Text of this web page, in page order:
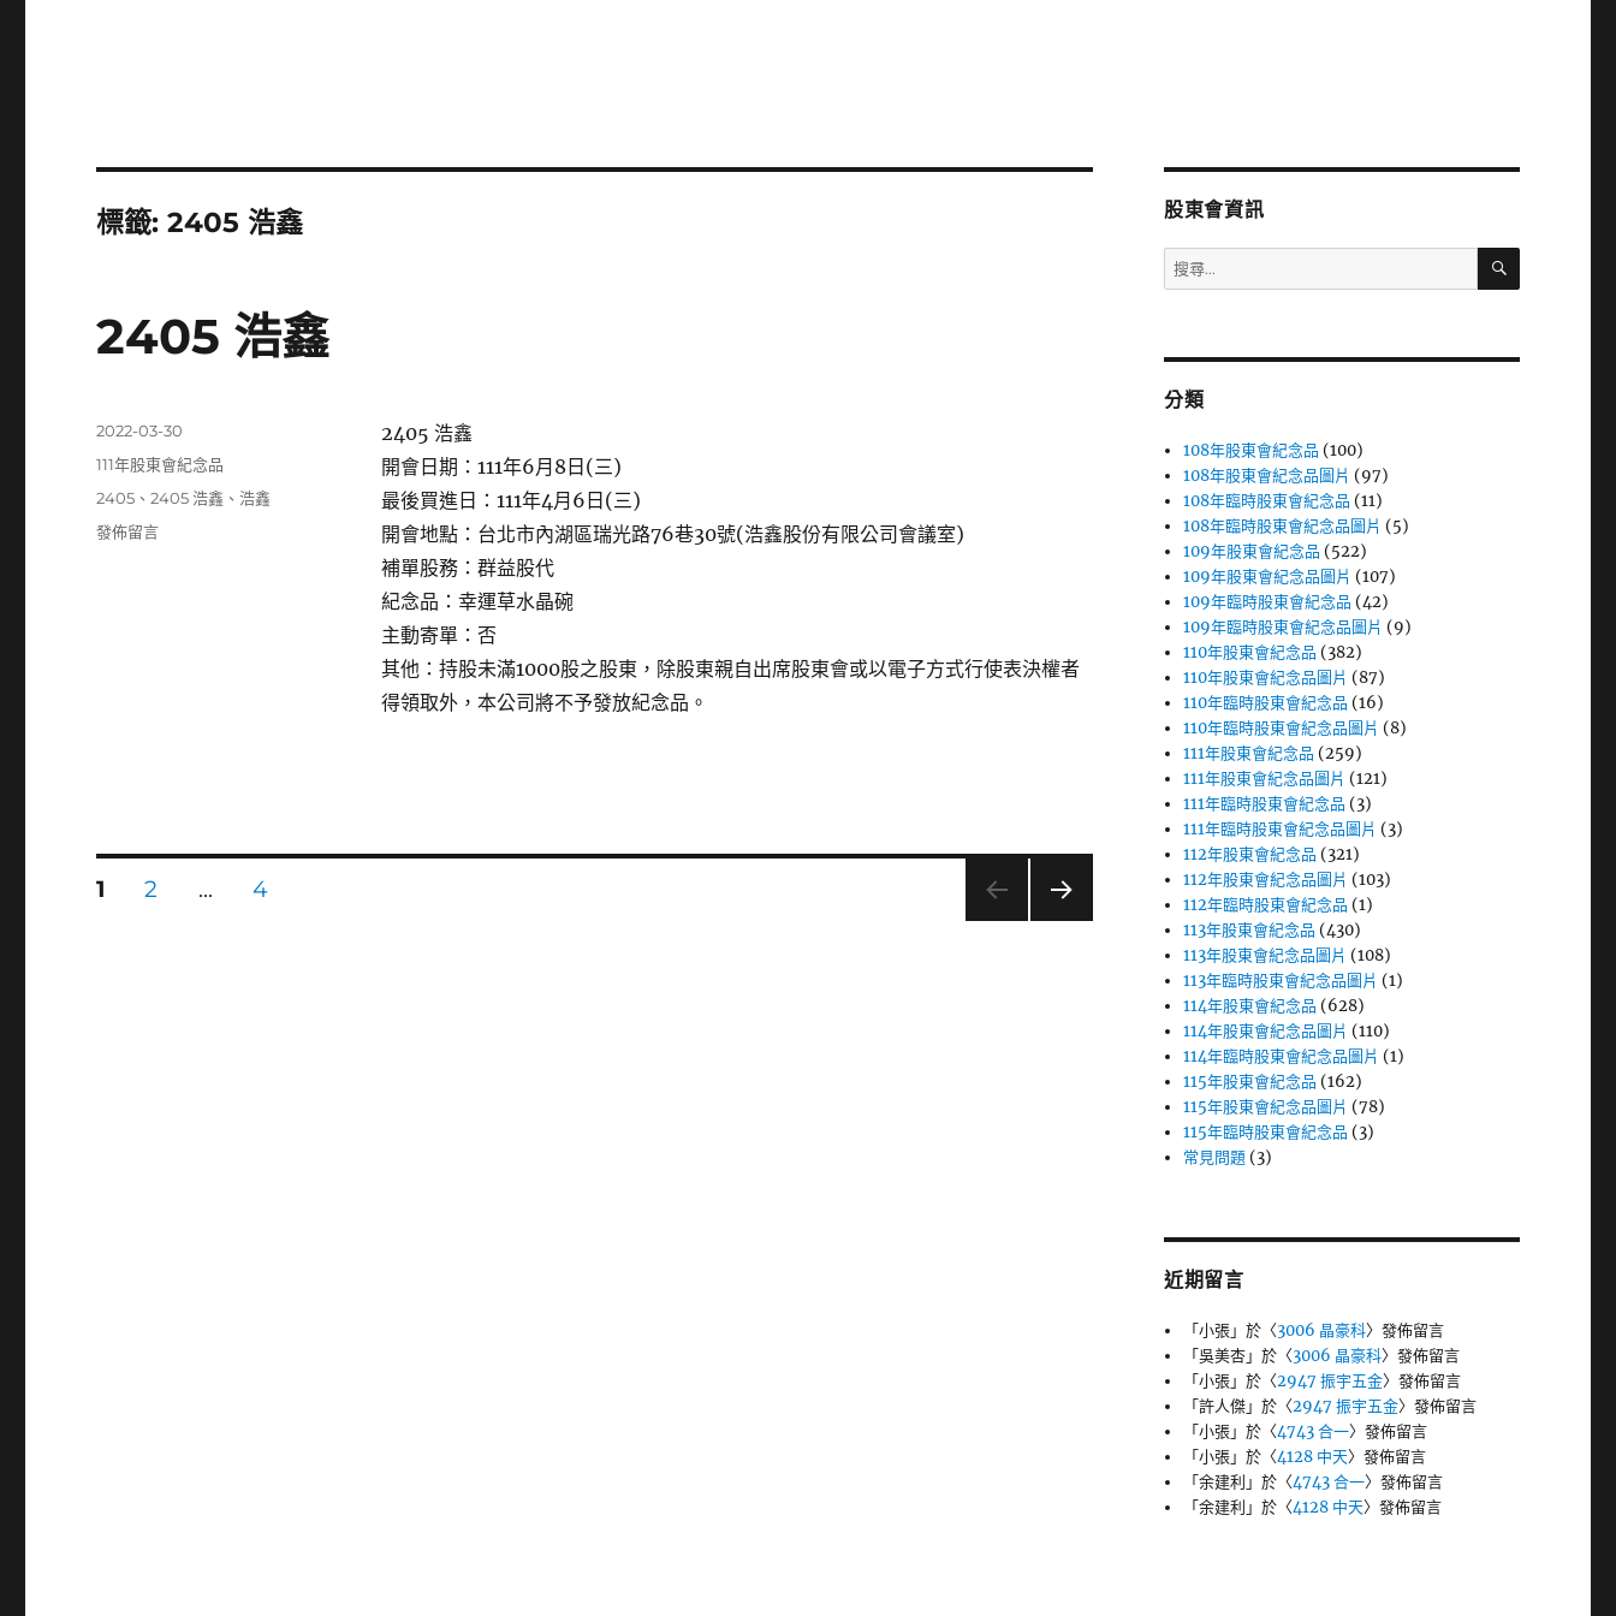
標籤:2405 浩鑫
2405 浩鑫
2405 浩鑫
開會日期：111年6月8日(三)
最後買進日：111年4月6日(三)
開會地點：台北市內湖區瑞光路76巷30號(浩鑫股份有限公司會議室)
補單股務：群益股代
紀念品：幸運草水晶碗
主動寄單：否
其他：持股未滿1000股之股東，除股東親自出席股東會或以電子方式行使表決權者
得領取外，本公司將不予發放紀念品。
發
期:
2022-03-30
分
111年股東會紀念品
標
籤
2405 、2405 浩鑫 、浩鑫
在
發佈留言
文
頁
1
頁
2 ...
頁
4
股東會資訊
搜
尋
字:
搜
分類
108年股東會紀念品 (100)
108年股東會紀念品圖片 (97)
108年臨時股東會紀念品 (11)
108年臨時股東會紀念品圖片 (5)
109年股東會紀念品 (522)
109年股東會紀念品圖片 (107)
109年臨時股東會紀念品 (42)
109年臨時股東會紀念品圖片 (9)
110年股東會紀念品 (382)
110年股東會紀念品圖片 (87)
110年臨時股東會紀念品 (16)
110年臨時股東會紀念品圖片 (8)
111年股東會紀念品 (259)
111年股東會紀念品圖片 (121)
111年臨時股東會紀念品 (3)
111年臨時股東會紀念品圖片 (3)
112年股東會紀念品 (321)
112年股東會紀念品圖片 (103)
112年臨時股東會紀念品 (1)
113年股東會紀念品 (430)
113年股東會紀念品圖片 (108)
113年臨時股東會紀念品圖片 (1)
114年股東會紀念品 (628)
114年股東會紀念品圖片 (110)
114年臨時股東會紀念品圖片 (1)
115年股東會紀念品 (162)
115年股東會紀念品圖片 (78)
115年臨時股東會紀念品 (3)
常見問題 (3)
近期留言
「小張」於〈3006 晶豪科〉發佈留言
「吳美杏」於〈3006 晶豪科〉發佈留言
「小張」於〈2947 振宇五金〉發佈留言
「許人傑」於〈2947 振宇五金〉發佈留言
「小張」於〈4743 合一〉發佈留言
「小張」於〈4128 中天〉發佈留言
「余建利 」於〈4743 合一〉發佈留言
「余建利 」於〈4128 中天〉發佈留言